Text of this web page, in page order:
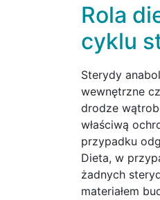
Rola
cyklu
Sterydy
wewnętrzne
drodze
właściwą
przypadku
Dieta, w
żadnych
materiałem